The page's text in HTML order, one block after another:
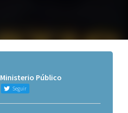
Ministerio Público
Seguir